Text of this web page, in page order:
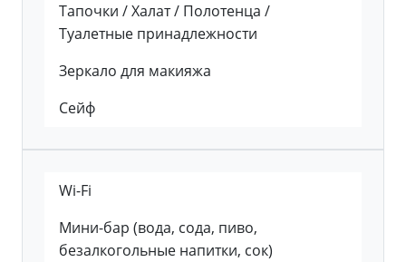
Тапочки / Халат / Полотенца /
Туалетные принадлежности
Зеркало для макияжа
Сейф
Wi-Fi
Мини-бар (вода, сода, пиво,
безалкогольные напитки, сок)